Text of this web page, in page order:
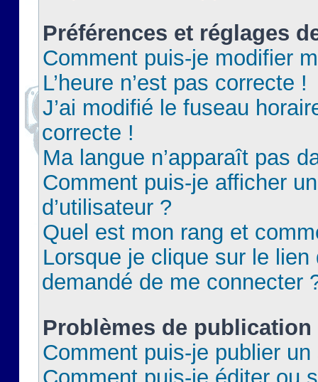
Préférences et réglages
Comment puis-je modifier
L’heure n’est pas correcte !
J’ai modifié le fuseau
correcte !
Ma langue n’apparaît pas
Comment puis-je afficher
d’utilisateur ?
Quel est mon rang et
Lorsque je clique sur le lien
demandé de me connecter
Problèmes de publication
Comment puis-je publier
Comment puis-je éditer ou